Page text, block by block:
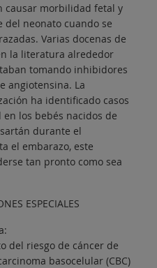
causar morbilidad fetal y
del neonato cuando se
Varias docenas de
la literatura alrededor
tomando inhibidores
angiotensina. La
ha identificado casos
los bebés nacidos de
durante el
el embarazo, este
tan pronto como sea
ESPECIALES
del riesgo de cáncer de
basocelular (CBC)